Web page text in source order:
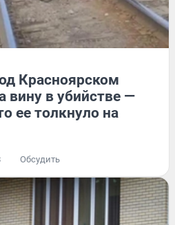
Красноярском
вину в убийстве —
ее толкнуло на
Обсудить